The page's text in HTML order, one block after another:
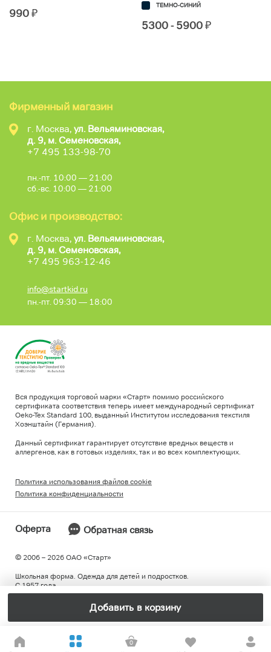
Добавить в корзину
990₽
ТЕМНО-СИНИЙ
5300 - 5900₽
Фирменный магазин
г. Москва, ул. Вельяминовская,
д. 9, м. Семеновская,
+7 495 133-98-70
пн.-пт. 10:00 — 21:00
сб.-вс. 10:00 — 21:00
Офис и производство:
г. Москва, ул. Вельяминовская,
д. 9, м. Семеновская,
+7 495 963-12-46
info@startkid.ru
пн.-пт. 09:30 — 18:00
© 2006 – 2026 ОAO «Старт»
Школьная форма. Одежда для детей и подростков.
С 1957 года.
Оферта Обратная связь
Вся продукция торговой марки «Старт» помимо российского
сертификата соответствия теперь имеет международный сертификат
Oeko-Tex Standard 100, выданный Институтом исследования текстиля
Хоэнштайн (Германия).
Данный сертификат гарантирует отсутствие вредных веществ и
аллергенов, как в готовых изделиях, так и во всех комплектующих.
Политика использования файлов cookie
Политика конфиденциальности
0